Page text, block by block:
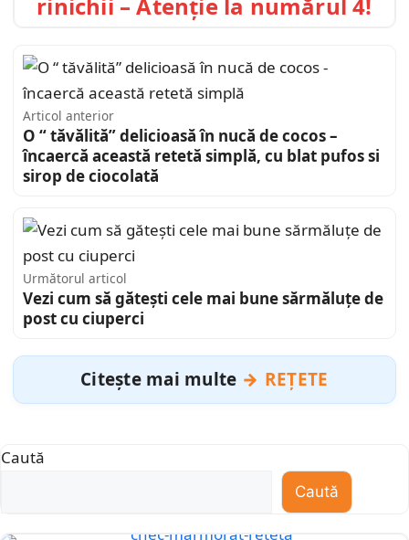
Articol anterior
O “ tăvălită” delicioasă în nucă de cocos –
încaercă această retetă simplă, cu blat pufos si
sirop de ciocolată
Următorul articol
Vezi cum să gătești cele mai bune sărmăluțe de
post cu ciuperci
Citește mai multe REȚETE
Caută
Caută